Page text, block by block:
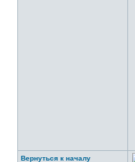
Вернуться к началу